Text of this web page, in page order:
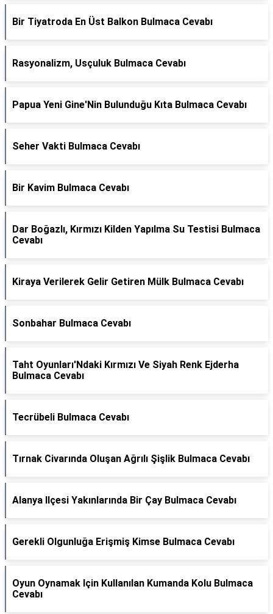
Bir Tiyatroda En Üst Balkon Bulmaca Cevabı
Rasyonalizm, Usçuluk Bulmaca Cevabı
Papua Yeni Gine'Nin Bulunduğu Kıta Bulmaca Cevabı
Seher Vakti Bulmaca Cevabı
Bir Kavim Bulmaca Cevabı
Dar Boğazlı, Kırmızı Kilden Yapılma Su Testisi Bulmaca
Cevabı
Kiraya Verilerek Gelir Getiren Mülk Bulmaca Cevabı
Sonbahar Bulmaca Cevabı
Taht Oyunları'Ndaki Kırmızı Ve Siyah Renk Ejderha
Bulmaca Cevabı
Tecrübeli Bulmaca Cevabı
Tırnak Civarında Oluşan Ağrılı Şişlik Bulmaca Cevabı
Alanya Ilçesi Yakınlarında Bir Çay Bulmaca Cevabı
Gerekli Olgunluğa Erişmiş Kimse Bulmaca Cevabı
Oyun Oynamak Için Kullanılan Kumanda Kolu Bulmaca
Cevabı